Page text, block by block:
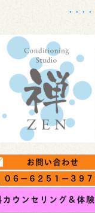
・・・・